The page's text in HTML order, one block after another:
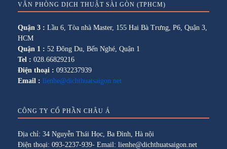
VĂN PHÒNG DỊCH THUẬT SÀI GÒN (TPHCM)
Quận 3 : Lầu 6, Tòa nhà Master, 155 Hai Bà Trưng, P6, Quận 3,
HCM
Quận 1 : 52 Đông Du, Bến Nghé, Quận 1
Tel : 028.66829216
Điện thoại : 0932237939
Email : lienhe@dichthuatsaigon.net
CÔNG TY CỔ PHẦN CHÂU Á
Địa chỉ: 34 Nguyễn Thái Học, Ba Đình, Hà nội
Điện thoại: 093-2237-939- Email: lienhe@dichthuatsaigon.net